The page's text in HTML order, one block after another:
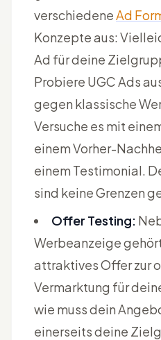
verschiedeneAd
Konzepte aus:
Ad für deine
Probiere UGC Ads
gegen klassische
Versuche es mit
einem Vorher-
einem Testimonial.
sind keine Grenzen
Offer Testing:
Werbeanzeige
attraktives Offer zur
Vermarktung für
wie muss dein
einerseits deine